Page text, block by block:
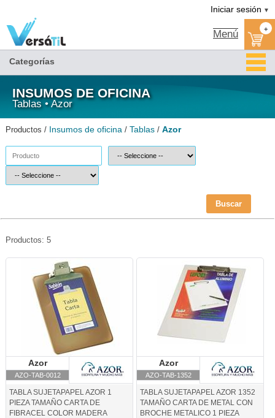
Iniciar sesión ▼
Menú +
Categorías
INSUMOS DE OFICINA
Tablas • Azor
Productos / Insumos de oficina / Tablas / Azor
Buscar
Productos: 5
AZO-TAB-0012-Azor
Azor
AZO-TAB-0012
Azor
TABLA SUJETAPAPEL AZOR 1
PIEZA TAMAÑO CARTA DE
FIBRACEL COLOR MADERA
Azor
AZO-TAB-1352
Azor
TABLA SUJETAPAPEL AZOR 1352
TAMAÑO CARTA DE METAL CON
BROCHE METALICO 1 PIEZA